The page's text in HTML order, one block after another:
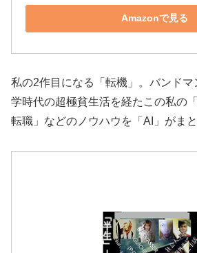
Amazonで見る
私の2作目になる「転機」。バンドマ
学時代の超極貧生活を経たこの私の
転職」などのノウハウを「AI」がま